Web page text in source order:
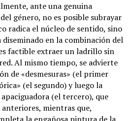
ante una genuina
género, no es posible subrayar
radica el núcleo de sentido, sino
diseminado en la combinación del
factible extraer un ladrillo sin
Al mismo tiempo, se advierte
de «desmesuras» (el primer
(el segundo) y luego la
(el tercero), que
mientras que,